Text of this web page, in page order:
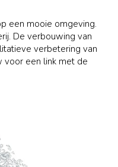
een mooie omgeving.
De verbouwing van
verbetering van
voor een link met de